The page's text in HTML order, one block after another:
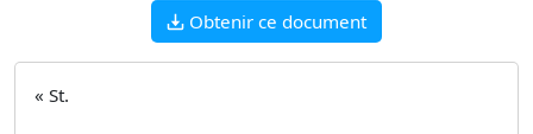
Obtenir ce document
« St.